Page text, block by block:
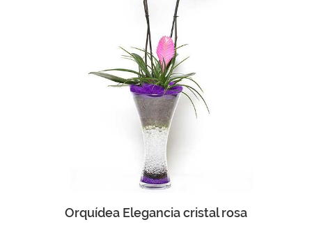
Comprar
Orquídea Elegancia cristal rosa